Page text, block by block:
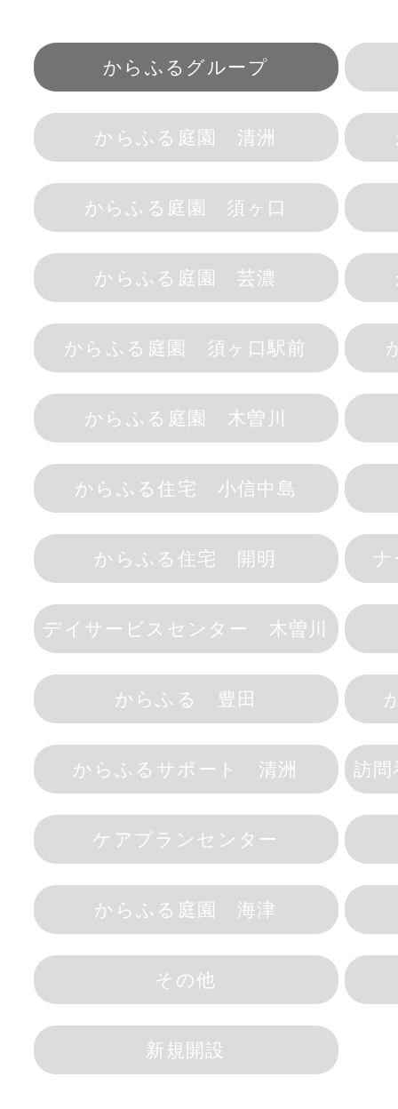
からふるグループ
からふる庭園 清洲
からふる庭園 須ヶ口
からふる庭園 芸濃
からふる庭園 須ヶ口駅前
からふる庭園 木曽川
からふる住宅 小信中島
からふる住宅 開明
デイサービスセンター 木曽川
からふる 豊田
からふるサポート 清洲 訪
ケアプランセンター
からふる庭園 海津
その他
新規開設